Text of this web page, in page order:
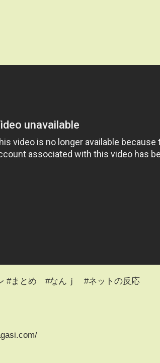
#まとめ #なんｊ #ネットの反応